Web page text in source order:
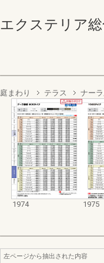
エクステリア
庭まわり テラス ナー
1974 1975
左ページから抽出された内容